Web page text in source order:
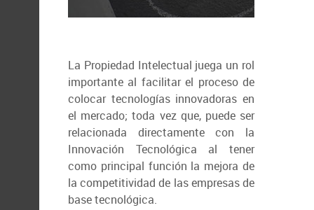
La Propiedad Intelectual juega un rol
importante al facilitar el proceso de
colocar tecnologías innovadoras en
el mercado; toda vez que, puede ser
relacionada directamente con la
Innovación Tecnológica al tener
como principal función la mejora de
la competitividad de las empresas de
base tecnológica.